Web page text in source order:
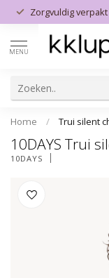
Zorgvuldig
MENU
Home / Trui silent
10DAYS Trui
10DAYS